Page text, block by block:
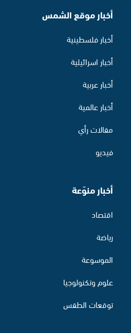
أخبار موقع الشمس
أخبار فلسطينية
أخبار اسرائيلية
أخبار عربية
أخبار عالمية
مقالات رأي
فيديو
أخبار منوّعة
اقتصاد
رياضة
الموسوعة
علوم وتكنولوجيا
توقعات الطقس